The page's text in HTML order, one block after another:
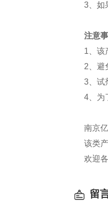
3、如
注意
1、该
2、避
3、试
4、为
南京
该类
欢迎
留